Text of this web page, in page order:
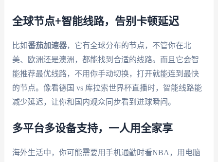
全球节点+智能线路，告别卡顿延迟
比如番茄加速器，它有全球分布的节点，不管你在北
美、欧洲还是澳洲，都能找到合适的线路。而且它会智
能推荐最优线路，不用你手动切换，打开就能连到最快
的节点。像看德国 vs 库拉索世界杯直播时，智能线路能
减少延迟，让你和国内观众同步看到进球瞬间。
多平台多设备支持，一人用全家享
海外生活中，你可能需要用手机通勤时看NBA，用电脑